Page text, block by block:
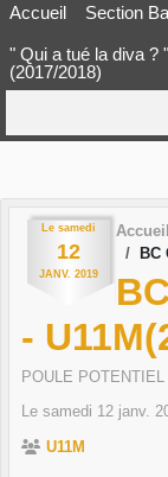
Accueil Section
" Qui a tué la diva ? "
(2017/2018)
Le samedi
12
JANV. 2019
Accueil
BC
-
POULE
Le samedi 12 janv.
U11M